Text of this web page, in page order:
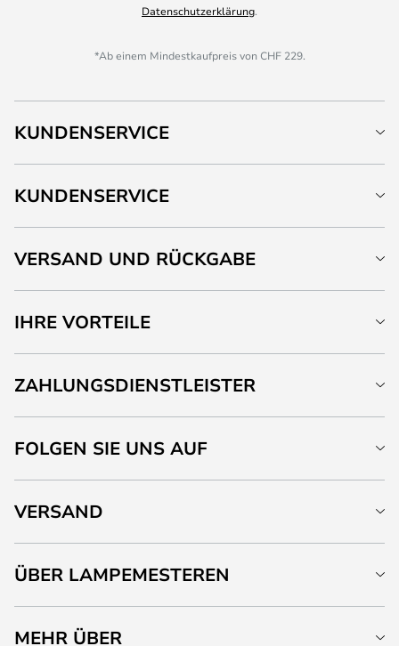
Datenschutzerklärung.
*Ab einem Mindestkaufpreis von CHF 229.
KUNDENSERVICE
KUNDENSERVICE
VERSAND UND RÜCKGABE
IHRE VORTEILE
ZAHLUNGSDIENSTLEISTER
FOLGEN SIE UNS AUF
VERSAND
ÜBER LAMPEMESTEREN
MEHR ÜBER